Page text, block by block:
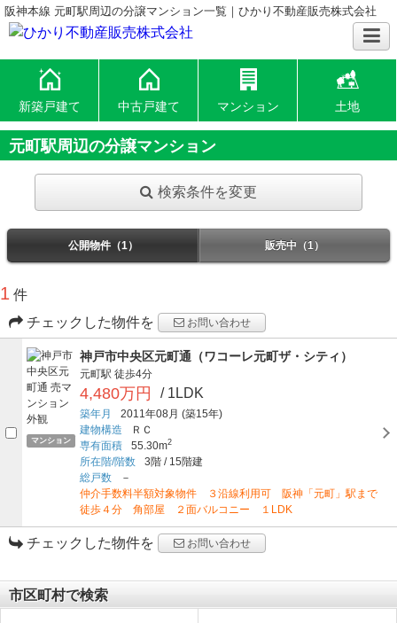
阪神本線 元町駅周辺の分譲マンション一覧｜ひかり不動産販売株式会社
新築戸建て 中古戸建て マンション 土地
元町駅周辺の分譲マンション
検索条件を変更
公開物件（1） 販売中（1）
1 件
チェックした物件を
お問い合わせ
マンション
神戸市中央区元町通（ワコーレ元町ザ・シティ）
元町駅 徒歩4分
4,480万円 / 1LDK
築年月 2011年08月 (築15年)
建物構造
ＲＣ
専有面積
55.30m2
所在階/階数 3階 /15階建
総戸数
－
仲介手数料半額対象物件 ３沿線利用可 阪神「元町」駅まで
徒歩４分 角部屋 ２面バルコニー １LDK
チェックした物件を お問い合わせ
市区町村で検索